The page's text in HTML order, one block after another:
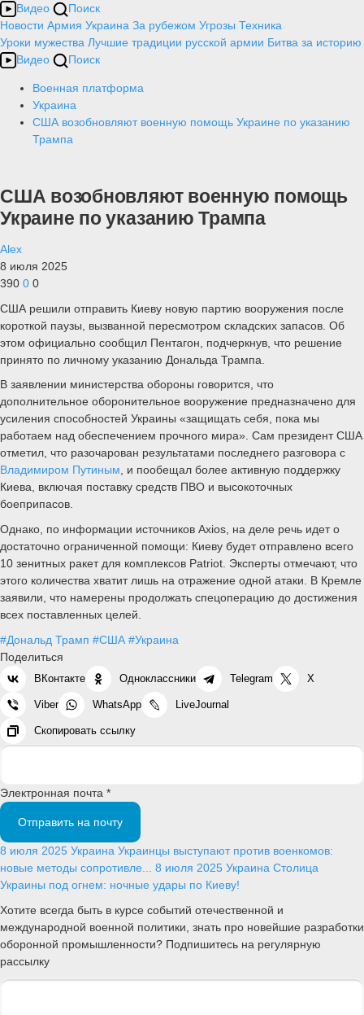
Видео
Поиск
Новости Армия Украина За рубежом Угрозы Техника
Уроки мужества Лучшие традиции русской армии Битва за историю
Видео
Поиск
Военная платформа
Украина
США возобновляют военную помощь Украине по указанию
Трампа
США возобновляют военную помощь
Украине по указанию Трампа
Alex
8 июля 2025
390 0 0
США решили отправить Киеву новую партию вооружения после
короткой паузы, вызванной пересмотром складских запасов. Об
этом официально сообщил Пентагон, подчеркнув, что решение
принято по личному указанию Дональда Трампа.
В заявлении министерства обороны говорится, что
дополнительное оборонительное вооружение предназначено для
усиления способностей Украины «защищать себя, пока мы
работаем над обеспечением прочного мира». Сам президент США
отметил, что разочарован результатами последнего разговора с
Владимиром Путиным, и пообещал более активную поддержку
Киева, включая поставку средств ПВО и высокоточных
боеприпасов.
Однако, по информации источников Axios, на деле речь идет о
достаточно ограниченной помощи: Киеву будет отправлено всего
10 зенитных ракет для комплексов Patriot. Эксперты отмечают, что
этого количества хватит лишь на отражение одной атаки. В Кремле
заявили, что намерены продолжать спецоперацию до достижения
всех поставленных целей.
#Дональд Трамп #США #Украина
Поделиться
ВКонтакте Одноклассники Telegram X
Viber WhatsApp LiveJournal
Скопировать ссылку
Электронная почта *
Отправить на почту
8 июля 2025 Украина Украинцы выступают против военкомов:
новые методы сопротивле... 8 июля 2025 Украина Столица
Украины под огнем: ночные удары по Киеву!
Хотите всегда быть в курсе событий отечественной и
международной военной политики, знать про новейшие разработки
оборонной промышленности? Подпишитесь на регулярную
рассылку